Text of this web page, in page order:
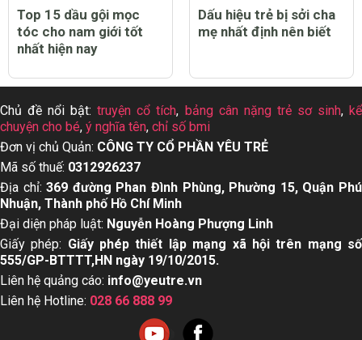
Top 15 dầu gội mọc
tóc cho nam giới tốt
nhất hiện nay
Dấu hiệu trẻ bị sởi cha
mẹ nhất định nên biết
Chủ đề nổi bật:truyện cổ tích, bảng cân nặng trẻ sơ sinh, kể
chuyện cho bé, ý nghĩa tên, chỉ số bmi
Đơn vị chủ Quản: CÔNG TY CỔ PHẦN YÊU TRẺ
Mã số thuế: 0312926237
Địa chỉ:369 đường Phan Đình Phùng, Phường 15, Quận Phú
Nhuận, Thành phố Hồ Chí Minh
Đại diện pháp luật: Nguyễn Hoàng Phượng Linh
Giấy phép: Giấy phép thiết lập mạng xã hội trên mạng số
555/GP-BTTTT,HN ngày 19/10/2015.
Liên hệ quảng cáo: info@yeutre.vn
Liên hệ Hotline: 028 66 888 99